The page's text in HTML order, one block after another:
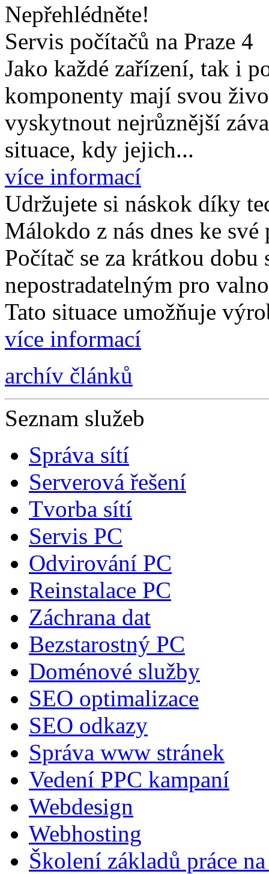
Nepřehlédněte!
Servis počítačů na Praze 4
Jako každé zařízení, tak i
komponenty mají svou
vyskytnout nejrůznější
situace, kdy jejich...
více informací
Udržujete si náskok díky
Málokdo z nás dnes ke
Počítač se za krátkou dobu
nepostradatelným pro
Tato situace umožňuje
více informací
archív článků
Seznam služeb
Správa sítí
Serverová řešení
Tvorba sítí
Servis PC
Odvirování PC
Reinstalace PC
Záchrana dat
Bezstarostný PC
Doménové služby
SEO optimalizace
SEO odkazy
Správa www stránek
Vedení PPC kampaní
Webdesign
Webhosting
Školení základů práce